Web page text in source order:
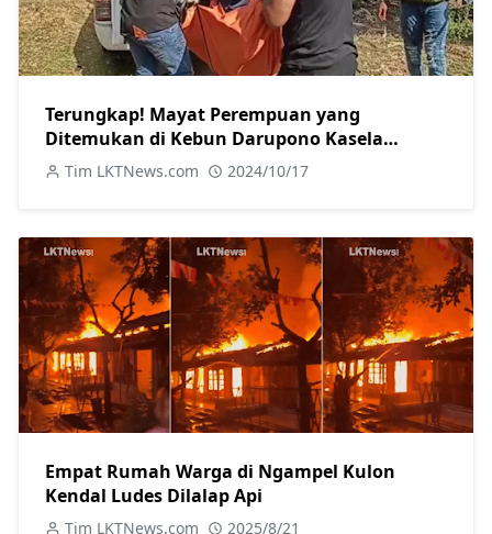
Terungkap! Mayat Perempuan yang
Ditemukan di Kebun Darupono Kasela
Ternyata Warga Brangsong
Tim LKTNews.com 2024/10/17
Empat Rumah Warga di Ngampel Kulon
Kendal Ludes Dilalap Api
Tim LKTNews.com 2025/8/21